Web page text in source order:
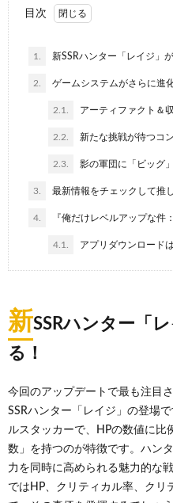
目次
1. 新SSRハンター「レイジ」
2. ゲームシステムがさらに進
2.1. アーティファクト＆
2.2. 新たな挑戦が待つコ
2.3. 影の軍団に「ビッグ
3. 最新情報をチェックして推
4. 『俺だけレベルアップな件
4.1. アプリダウンロード
新SSRハンター「
る！
今回のアップデートで最も注目
SSRハンター「レイジ」の登場
ルスタッカーで、HPの数値に比
数」を持つのが特徴です。ハン
力を同時に高められる魅力的な
ではHP、クリティカル率、クリ